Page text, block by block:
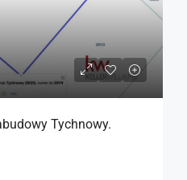
Tychnowy.